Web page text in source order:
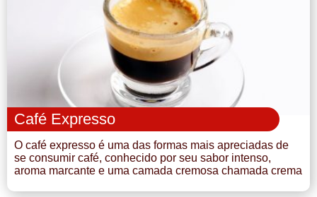
Café Expresso
O café expresso é uma das formas mais apreciadas de
se consumir café, conhecido por seu sabor intenso,
aroma marcante e uma camada cremosa chamada crema